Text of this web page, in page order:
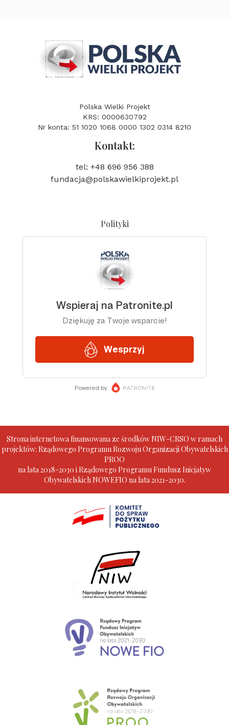
Polska Wielki Projekt
KRS: 0000630792
Nr konta: 51 1020 1068 0000 1302 0314 8210
Kontakt:
tel: +48 696 956 388
fundacja@polskawielkiprojekt.pl
Polityki
Strona internetowa finansowana ze środków NIW-CRSO w ramach
projektów: Rządowego Programu Rozwoju Organizacji Obywatelskich
PROO
na lata 2018-2030 i Rządowego Programu Fundusz Inicjatyw
Obywatelskich NOWEFIO na lata 2021-2030.